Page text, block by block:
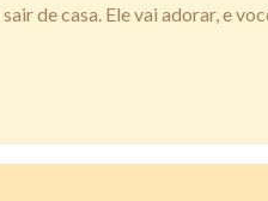
de casa. Ele vai adorar, e